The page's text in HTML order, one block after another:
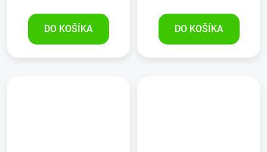
DO KOŠÍKA DO KOŠÍKA